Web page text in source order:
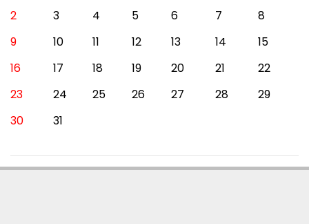
2
3 4 5 6 7
8
9
10 11 12 13 14
15
16
17 18 19 20 21
22
23
24 25 26 27 28
29
30
31